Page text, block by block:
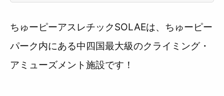
ちゅーピーアスレチックSOLAEは、ちゅーピー
パーク内にある中四国最大級のクライミング・
アミューズメント施設です！